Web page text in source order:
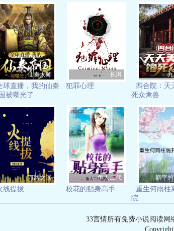
仙秦太师
球直播，我的仙秦
被曝光了
长洱
犯罪心理
四合院：天
死众禽兽
万路之遥
线提拔
鱼人二代
校花的贴身高手
躺平
重生何雨柱
院
33言情所有免费小说阅读网